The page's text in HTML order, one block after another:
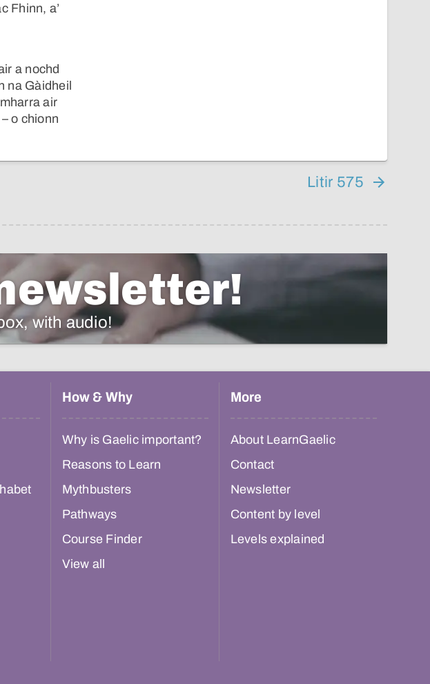
Fhinn, a’
a nochd
na Gàidheil
air
o chionn
Litir 575
with audio!
How & Why
Why is Gaelic important?
Reasons to Learn
Mythbusters
Pathways
Course Finder
View all
More
About LearnGaelic
Contact
Newsletter
Content by level
Levels explained